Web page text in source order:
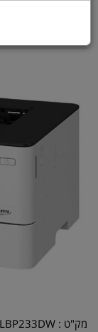
מק"ט : LBP233DW